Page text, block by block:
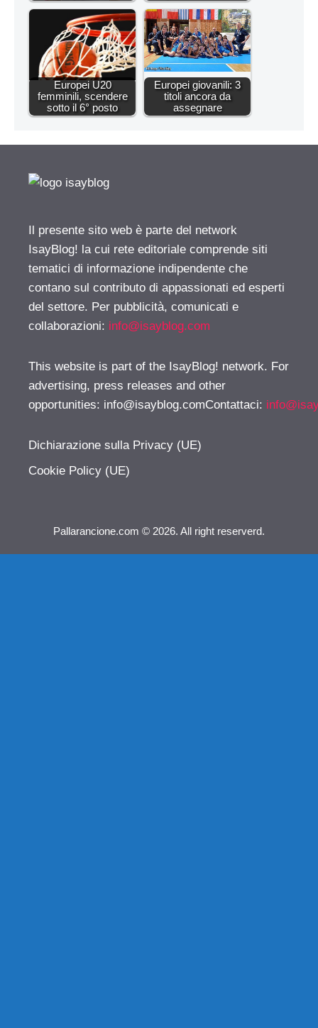
Europei U20
femminili, scendere
sotto il 6° posto
Europei giovanili: 3
titoli ancora da
assegnare
Il presente sito web è parte del network
IsayBlog! la cui rete editoriale comprende siti
tematici di informazione indipendente che
contano sul contributo di appassionati ed esperti
del settore. Per pubblicità, comunicati e
collaborazioni: info@isayblog.com
This website is part of the IsayBlog! network. For
advertising, press releases and other
opportunities: info@isayblog.comContattaci:
Dichiarazione sulla Privacy (UE)
Cookie Policy (UE)
Pallarancione.com © 2026. All right reserverd.